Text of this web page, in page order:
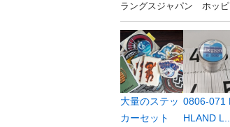
ラングスジャパン ホッピ
大量のステッ
カーセット
0806-071
HLAND